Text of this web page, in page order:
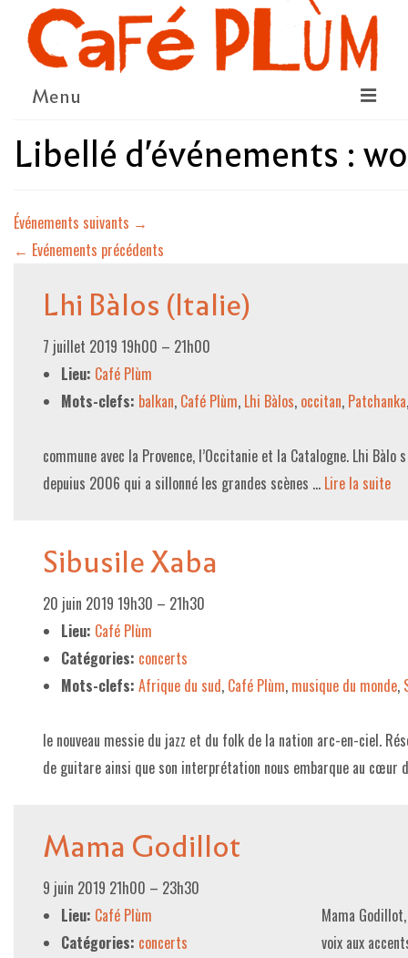
Menu
LE PROJET
LE CONSEIL COOPÉRATIF
NOUS SOUTENIR
LE PROGRAMME
LA SAISON CULTURELLE
AMI·ES ARTISTES
LE PROJET DE TERRITOIRE
LE CAFÉ/RESTO
LA CARTE
NOS FOURNISSEUR·EUSE·S
LA LIBRAIRIE
UNE LIBRAIRIE INDÉPENDANTE
LES EXPOSITIONS
INFOS & ACCESSIBILITÉ
Libellé d'événements :
Événements suivants →
← Evénements précédents
Lhi Bàlos (Italie)
7 juillet 2019 19h00 – 21h00
Lieu: Café Plùm
Mots-clefs: balkan, Café Plùm, Lhi Bàlos, occitan, Patchanka
commune avec la Provence, l’Occitanie et la Catalogne. Lhi
depuius 2006 qui a sillonné les grandes scènes … Lire la suite­­
Sibusile Xaba
20 juin 2019 19h30 – 21h30
Lieu: Café Plùm
Catégories: concerts
Mots-clefs: Afrique du sud, Café Plùm, musique du monde,
le nouveau messie du jazz et du folk de la nation arc-en-ciel.
de guitare ainsi que son interprétation nous embarque au cœur
Mama Godillot
9 juin 2019 21h00 – 23h30
Lieu: Café Plùm
Catégories: concerts
Mama
voix aux